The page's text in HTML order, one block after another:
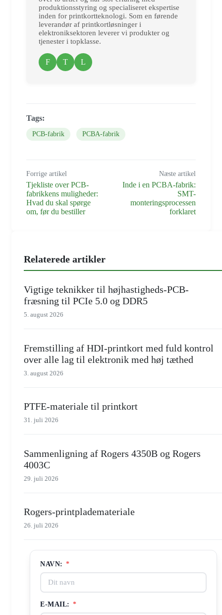
produktionsstyring og specialiseret ekspertise
inden for printkortteknologi. Som en førende
leverandør af printkortløsninger i
elektroniksektoren leverer vi produkter og
tjenester i topklasse.
F T L
Tags:
PCB-fabrik PCBA-fabrik
Forrige artikel
Tjekliste over PCB-
fabrikkens muligheder:
Hvad du skal spørge
om, før du bestiller
Næste artikel
Inde i en PCBA-fabrik:
SMT-
monteringsprocessen
forklaret
Relaterede artikler
Vigtige teknikker til højhastigheds-PCB-
fræsning til PCIe 5.0 og DDR5
5. august 2026
Fremstilling af HDI-printkort med fuld kontrol
over alle lag til elektronik med høj tæthed
3. august 2026
PTFE-materiale til printkort
31. juli 2026
Sammenligning af Rogers 4350B og Rogers
4003C
29. juli 2026
Rogers-printplademateriale
26. juli 2026
NAVN: *
E-MAIL: *